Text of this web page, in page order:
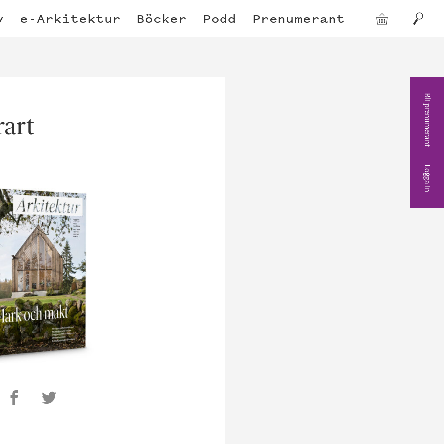
e-Arkitektur Böcker Podd Prenumerant Varukorg Sök
Bli prenumerant
Logga in